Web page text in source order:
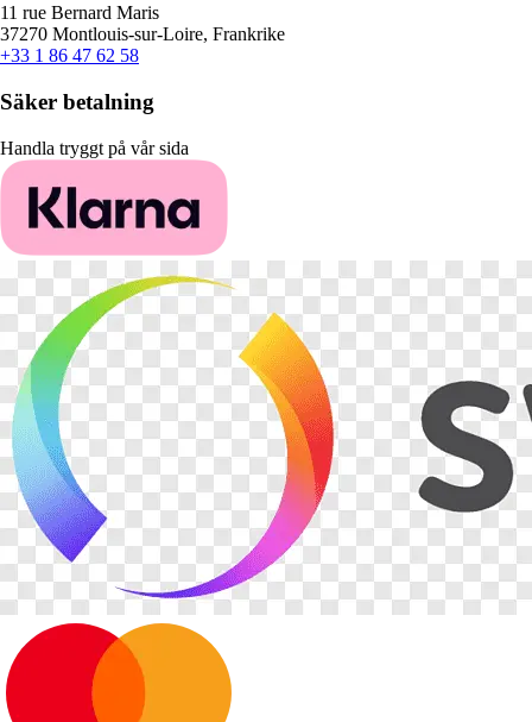
11 rue Bernard Maris
37270 Montlouis-sur-Loire, Frankrike
+33 1 86 47 62 58
Säker betalning
Handla tryggt på vår sida